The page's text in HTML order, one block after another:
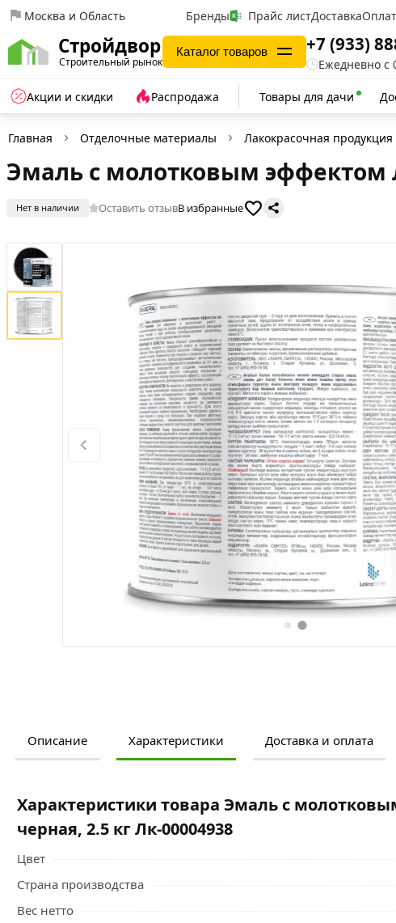
Москва и Область Бренды Прайс листДоставка
Стройдвор
Строительный рынок
Каталог товаров +7 (933)
Ежедневно с
Акции и скидки Распродажа Товары для дачи
Главная Отделочные материалы Лакокрасочная продукция
Эмаль с молотковым эффектом
Нет в наличии Оставить отзывВ избранные
Описание Характеристики Доставка и оплата
Ознакомьтесь с подробными характеристиками, описанием и
Эмаль с молотковым эффектом Лакра черная, 2.5 кг Лк-
защиты от ржавчины поверхностей из металла. Средство
использованием грунта-эмали следует очистить поверхность
Условия доставки и цены на товар Эмаль с молотковым
Характеристики товара Эмаль с
черная, 2.5 кг Лк-00004938
Цвет
Страна производства
Вес нетто